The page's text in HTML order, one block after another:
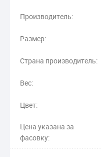
Производитель:
Размер:
Страна производитель:
Вес:
Цвет:
Цена указана за
фасовку: